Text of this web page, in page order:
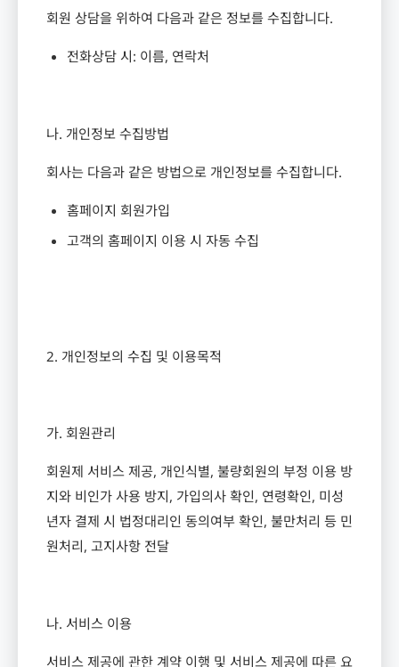
회원 상담을 위하여 다음과 같은 정보를 수집합니다.
전화상담 시: 이름, 연락처
나. 개인정보 수집방법
회사는 다음과 같은 방법으로 개인정보를 수집합니다.
홈페이지 회원가입
고객의 홈페이지 이용 시 자동 수집
2. 개인정보의 수집 및 이용목적
가. 회원관리
회원제 서비스 제공, 개인식별, 불량회원의 부정 이용 방
지와 비인가 사용 방지, 가입의사 확인, 연령확인, 미성
년자 결제 시 법정대리인 동의여부 확인, 불만처리 등 민
원처리, 고지사항 전달
나. 서비스 이용
서비스 제공에 관한 계약 이행 및 서비스 제공에 따른 요